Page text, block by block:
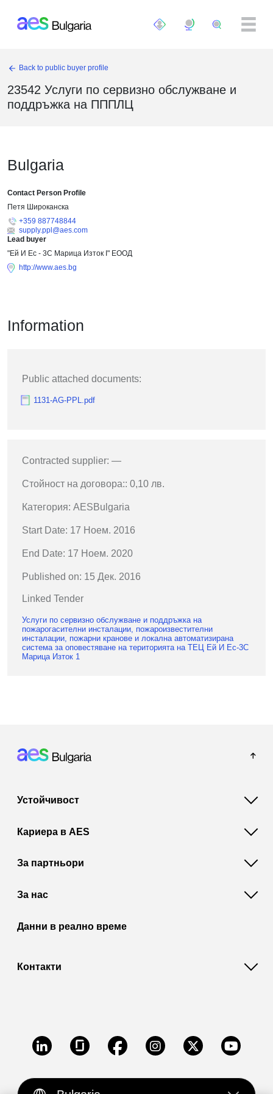
Back to public buyer profile
23542 Услуги по сервизно обслужване и
поддръжка на ПППЛЦ
Bulgaria
Contact Person Profile
Петя Широканска
+359 887748844
supply.ppl@aes.com
Lead buyer
"Ей И Ес - 3С Марица Изток I" ЕООД
http://www.aes.bg
Information
Public attached documents:
1131-AG-PPL.pdf
Contracted supplier: —
Стойност на договора:: 0,10 лв.
Категория: AESBulgaria
Start Date: 17 Ноем. 2016
End Date: 17 Ноем. 2020
Published on: 15 Дек. 2016
Linked Tender
Услуги по сервизно обслужване и поддръжка на
пожарогасителни инсталации, пожароизвестителни
инсталации, пожарни кранове и локална автоматизирана
система за оповестяване на територията на ТЕЦ Ей И Ес-3С
Марица Изток 1
Footer: Bulgaria
Устойчивост
Кариера в AES
За партньори
За нас
Данни в реално време
Контакти
LinkedInGlassdoorFacebookInstagramX Youtube